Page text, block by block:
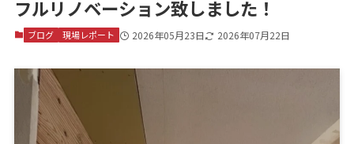
フルリノベーション致しました！
ブログ 現場レポート 2026年05月23日 2026年07月22日